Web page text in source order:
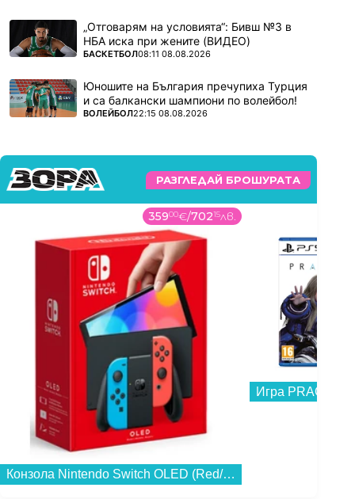
„Отговарям на условията“: Бивш №3 в
НБА иска при жените (ВИДЕО)
ПОВЕЧЕ ОТ
БАСКЕТБОЛ08:11 08.08.2026
Юношите на България пречупиха Турция
и са балкански шампиони по волейбол!
ПОВЕЧЕ ОТ
ВОЛЕЙБОЛ22:15 08.08.2026
РАЗГЛЕДАЙ БРОШУРАТА
35900€/70215лв.
Конзола Nintendo Switch OLED (Red/Blue JOY-CON)...
Игра